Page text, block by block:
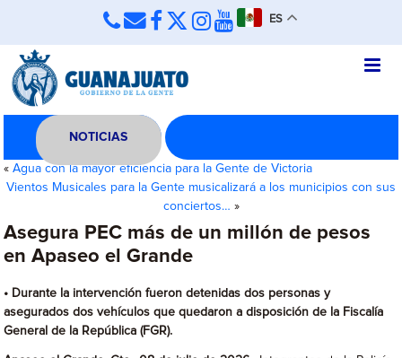
ES
NOTICIAS
«Agua con la mayor eficiencia para la Gente de Victoria
Vientos Musicales para la Gente musicalizará a los municipios con sus
conciertos… »
Asegura PEC más de un millón de pesos
en Apaseo el Grande
• Durante la intervención fueron detenidas dos personas y
asegurados dos vehículos que quedaron a disposición de la Fiscalía
General de la República (FGR).